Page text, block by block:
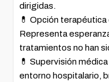
dirigidas.
💊 Opción
Representa
tratamientos no han
💊 Supervisión
entorno hospitalario,